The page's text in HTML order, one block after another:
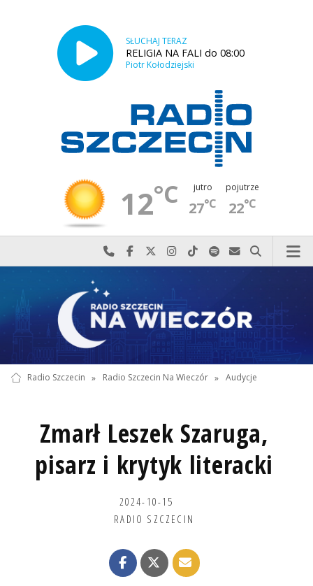
SŁUCHAJ TERAZ
RELIGIA NA FALI do 08:00
Piotr Kołodziejski
12°C jutro
27°C
pojutrze
22°C
Najlepiej po prostu do nas zadzwoń
Odwiedź nas na Facebook-u
Odwiedź nas na X
Odwiedź nas na Instagram-ie
Odwiedź nas na TikTok-u
Szukaj nas na Spotify
Wyślij do nas
Szukaj
Radio Szczecin » Radio Szczecin Na Wieczór » Audycje
Zmarł Leszek Szaruga,
pisarz i krytyk literacki
2024-10-15
RADIO SZCZECIN